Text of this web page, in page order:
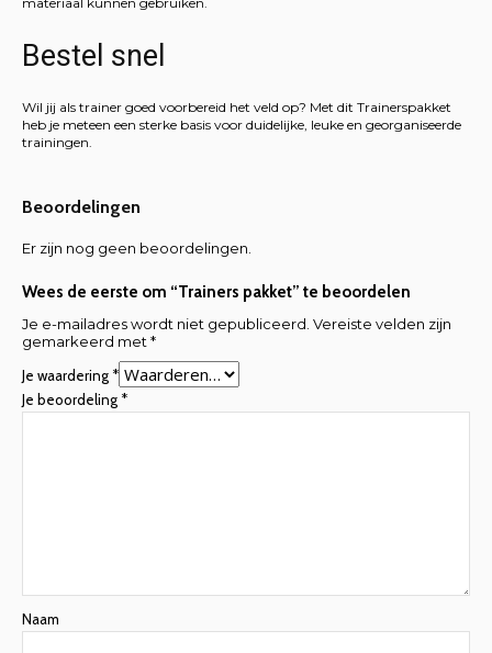
Bestel snel
Wil jij als trainer goed voorbereid het veld op? Met dit Trainerspakket
heb je meteen een sterke basis voor duidelijke, leuke en georganiseerde
trainingen.
Beoordelingen
Er zijn nog geen beoordelingen.
Wees de eerste om “Trainers pakket” te beoordelen
Je e-mailadres wordt niet gepubliceerd. Vereiste velden zijn
gemarkeerd met *
Je waardering *
Je beoordeling *
Naam